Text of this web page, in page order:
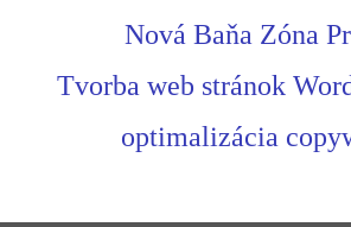
Nová Baňa Zóna
Tvorba web stránok
optimalizácia